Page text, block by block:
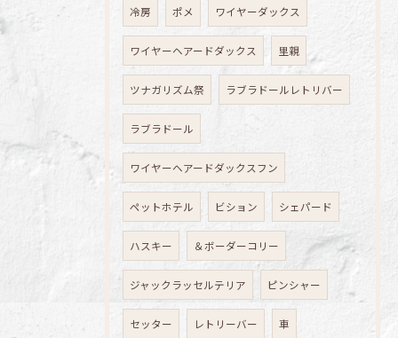
冷房 ポメ ワイヤーダックス
ワイヤーヘアードダックス 里親
ツナガリズム祭 ラブラドールレトリバー
ラブラドール
ワイヤーヘアードダックスフン
ペットホテル ビション シェパード
ハスキー ＆ボーダーコリー
ジャックラッセルテリア ピンシャー
セッター レトリーバー 車